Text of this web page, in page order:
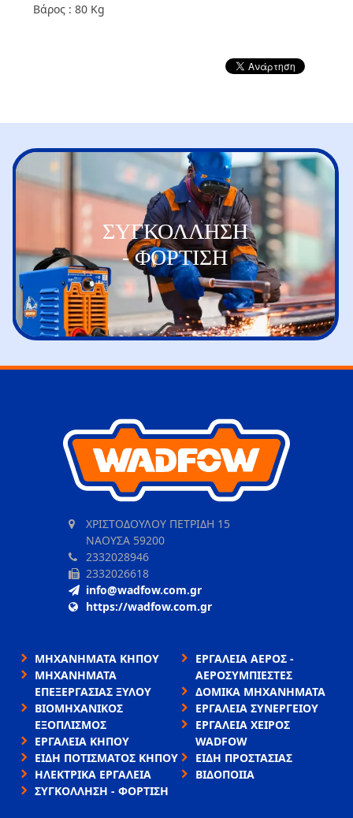
Βάρος : 80 Kg
ΣΥΓΚΟΛΛΗΣΗ
- ΦΟΡΤΙΣΗ
ΧΡΙΣΤΟΔΟΥΛΟΥ ΠΕΤΡΙΔΗ 15
ΝΑΟΥΣΑ 59200
2332028946
2332026618
info@wadfow.com.gr
https://wadfow.com.gr
ΜΗΧΑΝΗΜΑΤΑ ΚΗΠΟΥ
ΜΗΧΑΝΗΜΑΤΑ
ΕΠΕΞΕΡΓΑΣΙΑΣ ΞΥΛΟΥ
ΒΙΟΜΗΧΑΝΙΚΟΣ
ΕΞΟΠΛΙΣΜΟΣ
ΕΡΓΑΛΕΙΑ ΚΗΠΟΥ
ΕΙΔΗ ΠΟΤΙΣΜΑΤΟΣ ΚΗΠΟΥ
ΗΛΕΚΤΡΙΚΑ ΕΡΓΑΛΕΙΑ
ΣΥΓΚΟΛΛΗΣΗ - ΦΟΡΤΙΣΗ
ΕΡΓΑΛΕΙΑ ΑΕΡΟΣ -
ΑΕΡΟΣΥΜΠΙΕΣΤΕΣ
ΔΟΜΙΚΑ ΜΗΧΑΝΗΜΑΤΑ
ΕΡΓΑΛΕΙΑ ΣΥΝΕΡΓΕΙΟΥ
ΕΡΓΑΛΕΙΑ ΧΕΙΡΟΣ
WADFOW
ΕΙΔΗ ΠΡΟΣΤΑΣΙΑΣ
ΒΙΔΟΠΟΙΙΑ